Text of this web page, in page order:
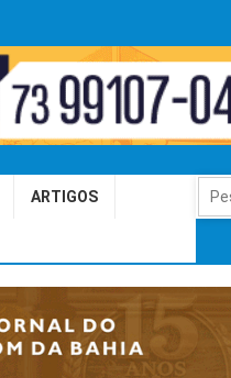
ARTIGOS